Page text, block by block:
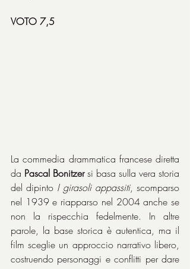
VOTO 7,5
La commedia drammatica francese diretta
da Pascal Bonitzer si basa sulla vera storia
del dipinto I girasoli appassiti, scomparso
nel 1939 e riapparso nel 2004 anche se
non la rispecchia fedelmente. In altre
parole, la base storica è autentica, ma il
film sceglie un approccio narrativo libero,
costruendo personaggi e conflitti per dare